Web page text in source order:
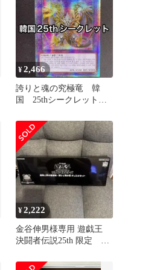
¥2,466
誇りと魂の究極竜 韓
国 25thシークレット
¥2,222
金谷伸男様専用 遊戯王
決闘者伝説25th 限定 デ